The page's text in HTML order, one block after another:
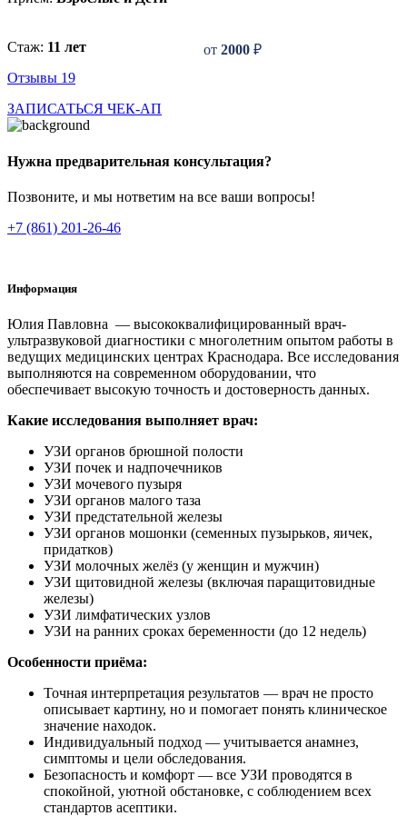
Стаж: 11 лет
Отзывы 19
от 2000 ₽
ЗАПИСАТЬСЯ ЧЕК-АП
Нужна предварительная консультация?
Позвоните, и мы нответим на все ваши вопросы!
+7 (861) 201-26-46
Информация
Юлия Павловна — высококвалифицированный врач-
ультразвуковой диагностики с многолетним опытом работы в
ведущих медицинских центрах Краснодара. Все исследования
выполняются на современном оборудовании, что
обеспечивает высокую точность и достоверность данных.
Какие исследования выполняет врач:
УЗИ органов брюшной полости
УЗИ почек и надпочечников
УЗИ мочевого пузыря
УЗИ органов малого таза
УЗИ предстательной железы
УЗИ органов мошонки (семенных пузырьков, яичек,
придатков)
УЗИ молочных желёз (у женщин и мужчин)
УЗИ щитовидной железы (включая паращитовидные
железы)
УЗИ лимфатических узлов
УЗИ на ранних сроках беременности (до 12 недель)
Особенности приёма:
Точная интерпретация результатов — врач не просто
описывает картину, но и помогает понять клиническое
значение находок.
Индивидуальный подход — учитывается анамнез,
симптомы и цели обследования.
Безопасность и комфорт — все УЗИ проводятся в
спокойной, уютной обстановке, с соблюдением всех
стандартов асептики.